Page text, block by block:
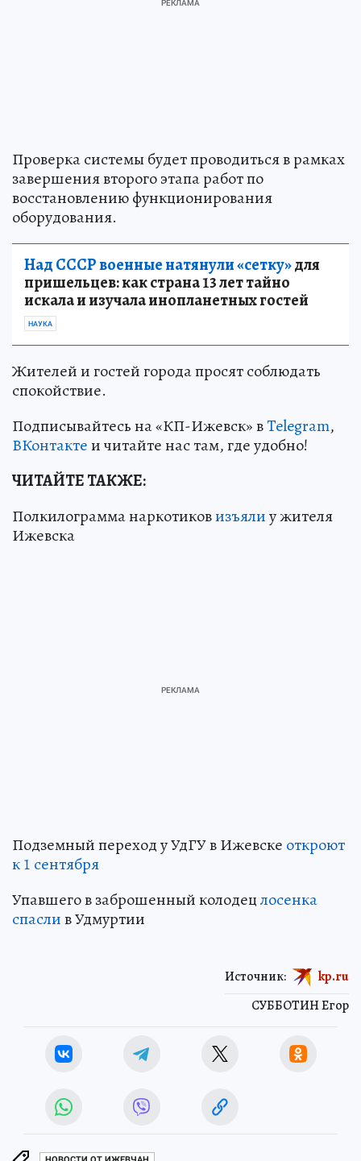
Проверка системы будет проводиться в рамках
завершения второго этапа работ по
восстановлению функционирования
оборудования.
Над СССР военные натянули «сетку»для
пришельцев: как страна 13 лет тайно
искала и изучала инопланетных гостей
НАУКА
Жителей и гостей города просят соблюдать
спокойствие.
Подписывайтесь на «КП-Ижевск» вTelegram,
ВКонтактеи читайте нас там, где удобно!
ЧИТАЙТЕ ТАКЖЕ:
Полкилограмма наркотиковизъялиу жителя
Ижевска
Подземный переход у УдГУ в Ижевске откроют
к 1 сентября
Упавшего в заброшенный колодецлосенка
спаслив Удмуртии
СУББОТИН Егор
Источник: kp.ru